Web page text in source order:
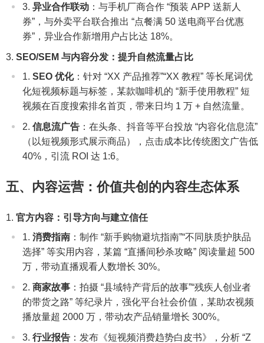
异业合作联动 ：与手机厂商合作 “预装 APP 送新人
券”，与外卖平台联合推出 “点餐满 50 送电商平台优惠
券”，异业合作新增用户占比达 18%。
SEO/SEM 与内容分发：提升自然流量占比
SEO 优化：针对 “XX 产品推荐”“XX 教程” 等长尾词优
化短视频标题与标签，某款咖啡机的 “新手使用教程” 短
视频在百度搜索排名首页，带来日均 1 万 + 自然流量。
信息流广告 ：在头条、抖音等平台投放 “内容化信息流”
（以短视频形式展示商品），点击成本比传统图文广告低
40%，引流 ROI 达 1:6。
五、内容运营：价值共创的内容生态体系
官方内容：引导方向与建立信任
消费指南 ：制作 “新手购物避坑指南”“不同肤质护肤品
选择” 等实用内容，某篇 “直播间秒杀攻略” 阅读量超 500
万，带动直播观看人数增长 30%。
商家故事 ：拍摄 “县域特产背后的故事”“残疾人创业者
的带货之路” 等纪录片，强化平台社会价值，某助农视频
播放量超 2000 万，带动农产品销量增长 300%。
行业报告 ：发布《短视频消费趋势白皮书》，分析 “Z